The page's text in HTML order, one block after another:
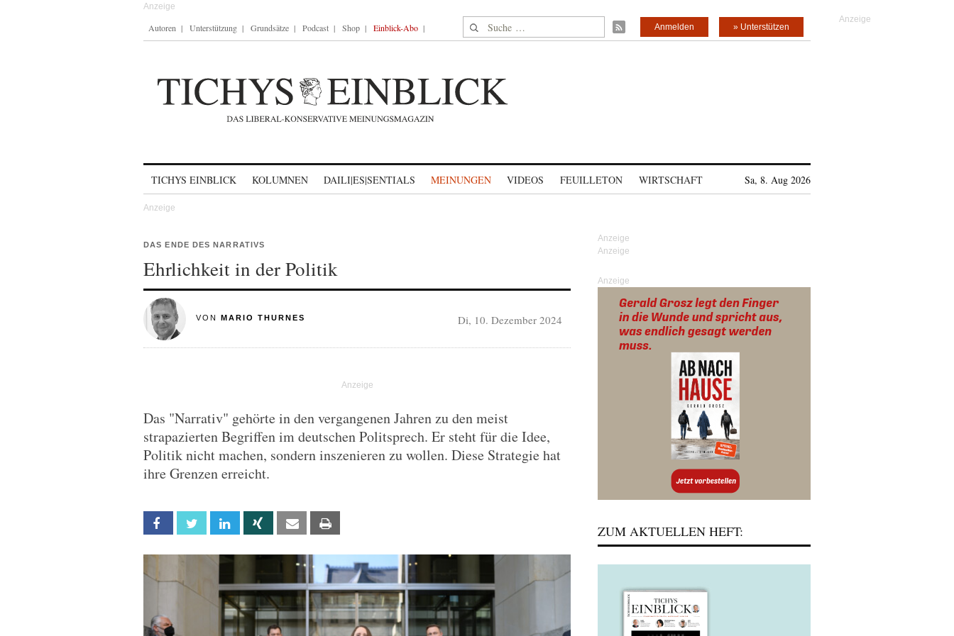
Autoren Unterstützung Grundsätze Podcast Shop Einblick-Abo Suche nach: » Unterstützen
Anmelden
TICHYS EINBLICK KOLUMNEN DAILI|ES|SENTIALS MEINUNGEN VIDEOS FEUILLETON WIRTSCHAFT Sa, 8. Aug 2026
DAS ENDE DES NARRATIVS
Ehrlichkeit in der Politik
VON MARIO THURNES Di, 10. Dezember 2024
Das "Narrativ" gehörte in den vergangenen Jahren zu den meist
strapazierten Begriffen im deutschen Politsprech. Er steht für die Idee,
Politik nicht machen, sondern inszenieren zu wollen. Diese Strategie hat
ihre Grenzen erreicht.
Facebook Twitter Linkedin Xing Email
Anzeige
ZUM AKTUELLEN HEFT: